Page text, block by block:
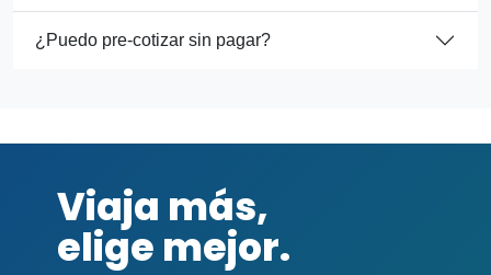
¿Puedo pre-cotizar sin pagar?
Viaja más,
elige mejor.